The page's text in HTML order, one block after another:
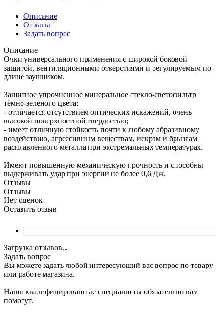
Описание
Отзывы
Задать вопрос
Описание
Очки универсального применения с широкой боковой
защитой, вентиляционными отверстиями и регулируемым по
длине заушником.
Защитное упрочненное минеральное стекло-светофильтр
тёмно-зеленого цвета:
- отличается отсутствием оптических искажений, очень
высокой поверхностной твердостью;
- имеет отличную стойкость почти к любому абразивному
воздействию, агрессивным веществам, искрам и брызгам
расплавленного металла при экстремальных температурах.
Имеют повышенную механическую прочность и способны
выдерживать удар при энергии не более 0,6 Дж.
Отзывы
Отзывы
Нет оценок
Оставить отзыв
Загрузка отзывов...
Задать вопрос
Вы можете задать любой интересующий вас вопрос по товару
или работе магазина.
Наши квалифицированные специалисты обязательно вам
помогут.